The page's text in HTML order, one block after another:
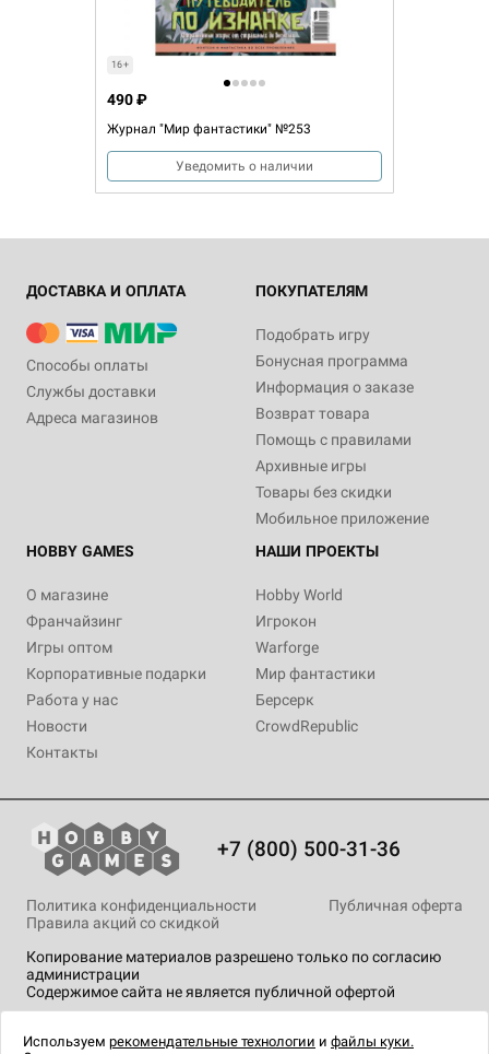
16+
Журнал "Мир фантастики" №253
490 ₽
Уведомить о наличии
ДОСТАВКА И ОПЛАТА
Способы оплаты
Службы доставки
Адреса магазинов
ПОКУПАТЕЛЯМ
Подобрать игру
Бонусная программа
Информация о заказе
Возврат товара
Помощь с правилами
Архивные игры
Товары без скидки
Мобильное приложение
HOBBY GAMES
О магазине
Франчайзинг
Игры оптом
Корпоративные подарки
Работа у нас
Новости
Контакты
НАШИ ПРОЕКТЫ
Hobby World
Игрокон
Warforge
Мир фантастики
Берсерк
CrowdRepublic
+7 (800) 500-31-36
Копирование материалов разрешено только по согласию
администрации
Содержимое сайта не является публичной офертой
Политика конфиденциальности
Публичная оферта
Правила акций со скидкой
технологии .
Используем рекомендательные технологии и файлы куки.